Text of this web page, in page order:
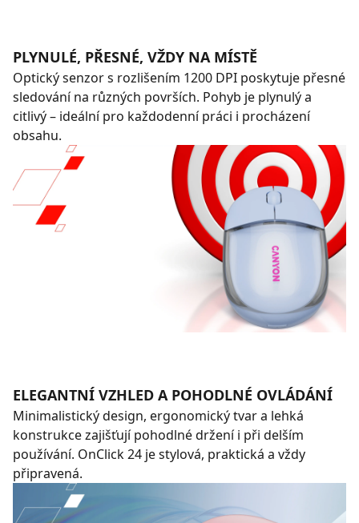
PLYNULÉ, PŘESNÉ, VŽDY NA MÍSTĚ
Optický senzor s rozlišením 1200 DPI poskytuje přesné
sledování na různých površích. Pohyb je plynulý a
citlivý – ideální pro každodenní práci i procházení
obsahu.
ELEGANTNÍ VZHLED A POHODLNÉ OVLÁDÁNÍ
Minimalistický design, ergonomický tvar a lehká
konstrukce zajišťují pohodlné držení i při delším
používání. OnClick 24 je stylová, praktická a vždy
připravená.